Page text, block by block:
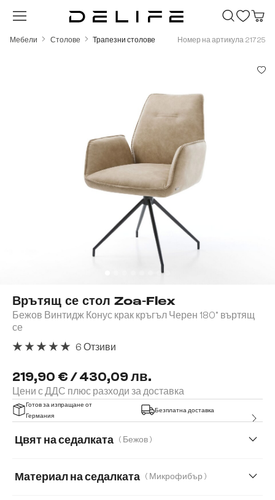
Преминете към основното съдържание
Мебели Столове Трапезни столове Номер на артикула 21725
Врътящ се стол Zoa-Flex
Бежов Винтидж Конус крак кръгъл Черен 180° въртящ
се
219,90 € / 430,09 лв.
Цени с ДДС плюс разходи за доставка
6 Отзиви
Готов за изпращане от
Германия
Безплатна доставка
Цвят на седалката ( Бежов )
Материал на седалката ( Микрофибър )